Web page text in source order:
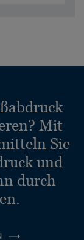
Mit
Sie
und
durch